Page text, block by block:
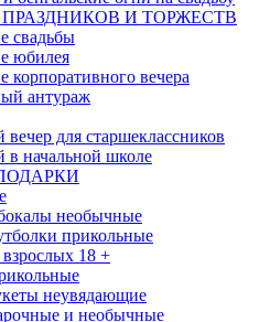
И ТОРЖЕСТВ
свадьбы
юбилея
корпоративного вечера
антураж
для старшеклассников
начальной школе
необычные
прикольные
18 +
неувядающие
и необычные